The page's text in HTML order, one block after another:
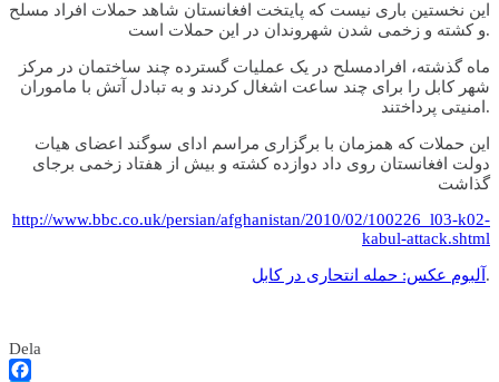
این نخستین باری نیست که پایتخت افغانستان شاهد حملات افراد مسلح
و کشته و زخمی شدن شهروندان در این حملات است.
ماه گذشته، افرادمسلح در یک عملیات گسترده چند ساختمان در مرکز
شهر کابل را برای چند ساعت اشغال کردند و به تبادل آتش با ماموران
امنیتی پرداختند.
این حملات که همزمان با برگزاری مراسم ادای سوگند اعضای هیات
دولت افغانستان روی داد دوازده کشته و بیش از هفتاد زخمی برجای
گذاشت
http://www.bbc.co.uk/persian/afghanistan/2010/02/100226_l03-k02-
kabul-attack.shtml
آلبوم عکس: حمله انتحاری در کابل .
Dela